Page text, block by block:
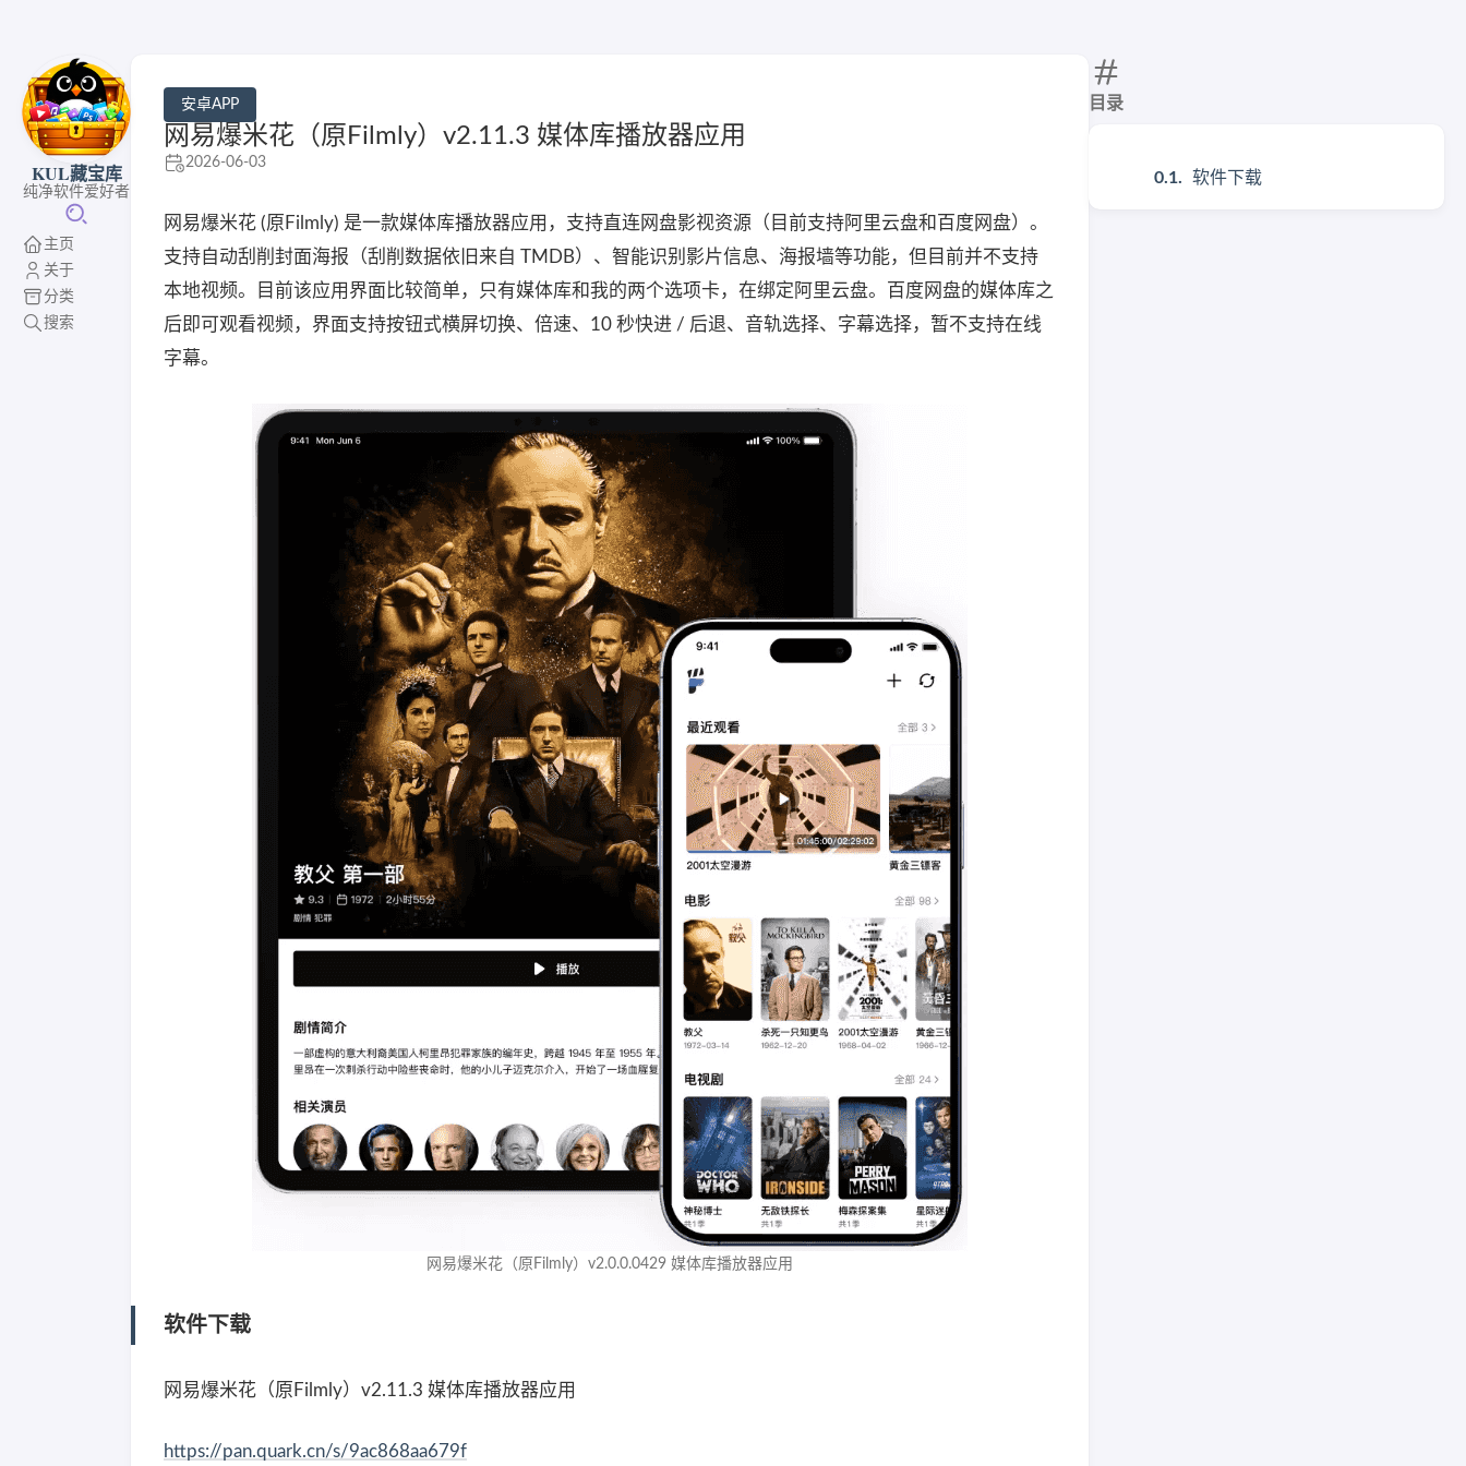
KUL藏宝库
纯净软件爱好者
主页
关于
分类
搜索
目录
软件下载
安卓APP
网易爆米花（原Filmly）v2.11.3 媒体库播放器应用
2026-06-03
网易爆米花 (原Filmly) 是一款媒体库播放器应用，支持直连网盘影视资源（目前支持阿里云盘和百度网盘）。
支持自动刮削封面海报（刮削数据依旧来自 TMDB）、智能识别影片信息、海报墙等功能，但目前并不支持
本地视频。目前该应用界面比较简单，只有媒体库和我的两个选项卡，在绑定阿里云盘。百度网盘的媒体库之
后即可观看视频，界面支持按钮式横屏切换、倍速、10 秒快进 / 后退、音轨选择、字幕选择，暂不支持在线
字幕。
网易爆米花（原Filmly）v2.0.0.0429 媒体库播放器应用
软件下载
网易爆米花（原Filmly）v2.11.3 媒体库播放器应用
https://pan.quark.cn/s/9ac868aa679f